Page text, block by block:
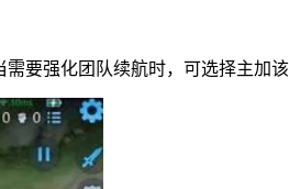
要强化团队续航时，可选择主加